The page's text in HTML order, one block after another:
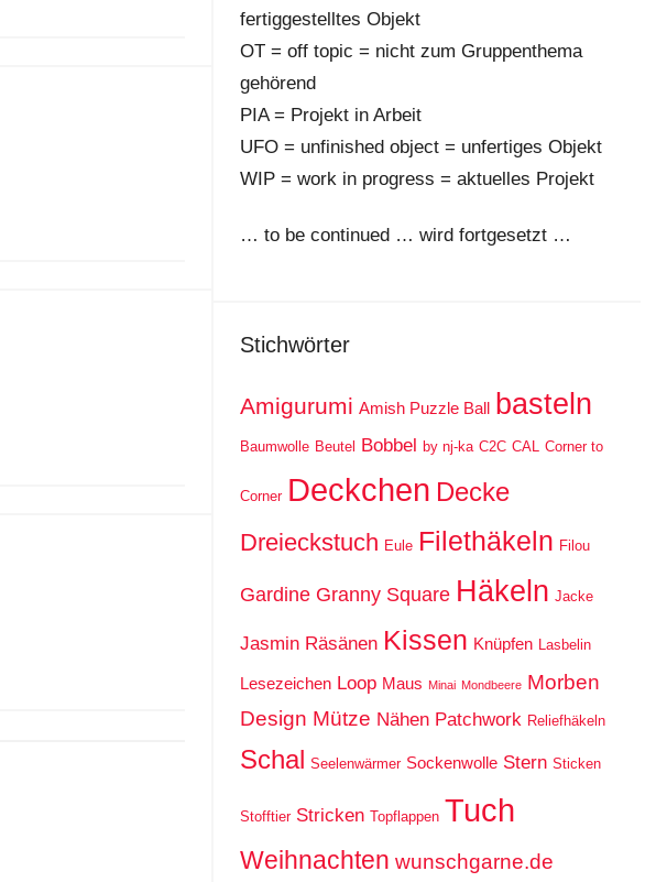
fertiggestelltes Objekt
OT = off topic = nicht zum Gruppenthema
gehörend
PIA = Projekt in Arbeit
UFO = unfinished object = unfertiges Objekt
WIP = work in progress = aktuelles Projekt
… to be continued … wird fortgesetzt …
Stichwörter
Amigurumi Amish Puzzle Ball basteln
Baumwolle Beutel Bobbel by nj-ka C2C CAL Corner to
Corner Deckchen Decke
Dreieckstuch Eule Filethäkeln Filou
Gardine Granny Square Häkeln Jacke
Jasmin Räsänen Kissen Knüpfen Lasbelin
Lesezeichen Loop Maus Minai Mondbeere Morben
Design Mütze Nähen Patchwork Reliefhäkeln
Schal Seelenwärmer Sockenwolle Stern Sticken
Stofftier Stricken Topflappen Tuch
Weihnachten wunschgarne.de